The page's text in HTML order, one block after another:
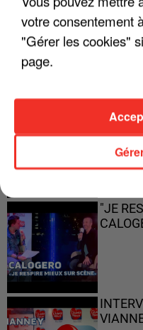
"ON A
"ON
"JE
votre consentement
"Gérer les cookies"
page.